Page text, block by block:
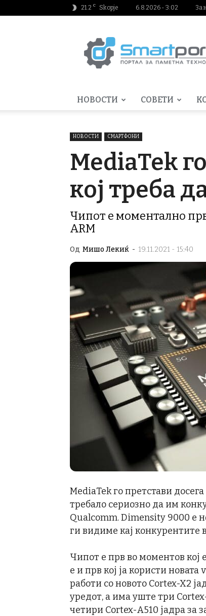
21.2 C Skopje 6.8.2026 - 3:02 За
НОВОСТИ СОВЕТИ
НОВОСТИ СМАРТФОНИ
MediaTek
кој треба
Чипот е моментално
ARM
Од Мишо Лекиќ - 19.11.2021 - 15:40
MediaTek го претстави
требало сериозно да им
Qualcomm. Dimensity 9000 е
ги видиме кај конкурентите
Чипот е прв во моментов кој
е и прв кој ја користи
работи со новото Cortex-X2
уредот, а има уште три
четири Cortex-A510 јадра за